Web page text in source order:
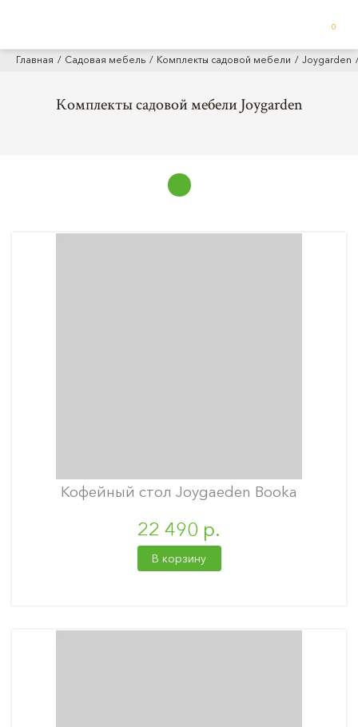
0
Главная Садовая мебель Комплекты садовой мебели Joygarden
Комплекты садовой мебели Joygarden
Кофейный стол Joygaeden Booka
22 490 р.
В корзину